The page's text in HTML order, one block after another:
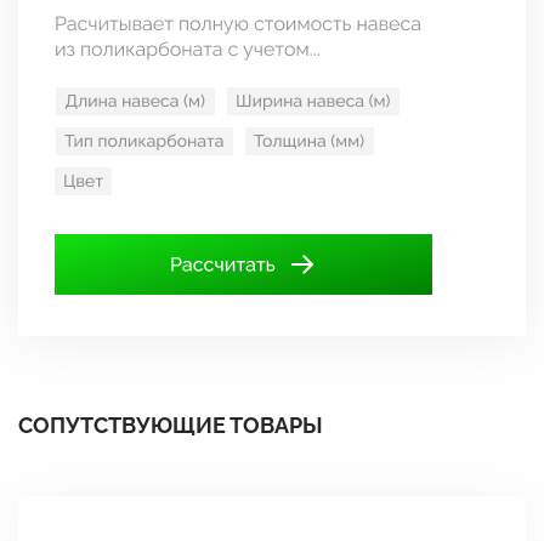
СОПУТСТВУЮЩИЕ ТОВАРЫ